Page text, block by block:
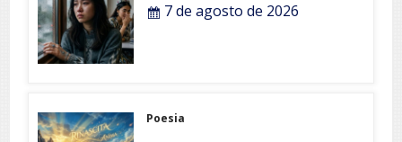
7 de agosto de 2026
Poesia